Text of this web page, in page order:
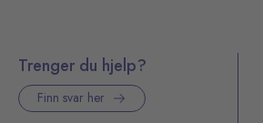
Trenger du hjelp?
Finn svar her